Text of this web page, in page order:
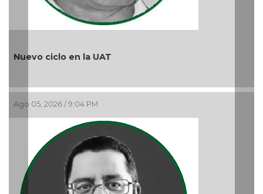
¿Quién es periodista?
Ago 05, 2026 / 9:15 AM